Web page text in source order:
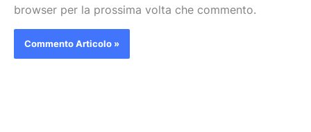
browser per la prossima volta che commento.